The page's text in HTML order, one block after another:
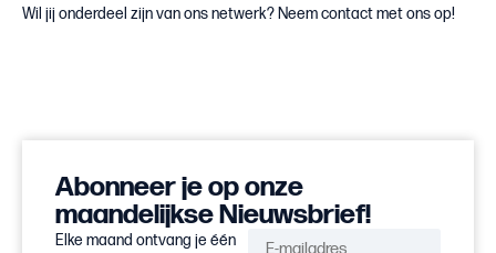
Wil jij onderdeel zijn van ons netwerk? Neem contact met ons op!
Abonneer je op onze
maandelijkse Nieuwsbrief!
Elke maand ontvang je één